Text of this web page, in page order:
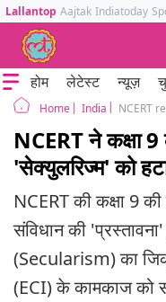
Lallantop Aajtak Indiatoday
होम लेटेस्ट न्यूज़
Home India
NCERT ने कक्षा
'सेक्युलरिज्म' को
NCERT की कक्षा 9
संविधान की
(Secularism) का
(ECI) के कामकाज को